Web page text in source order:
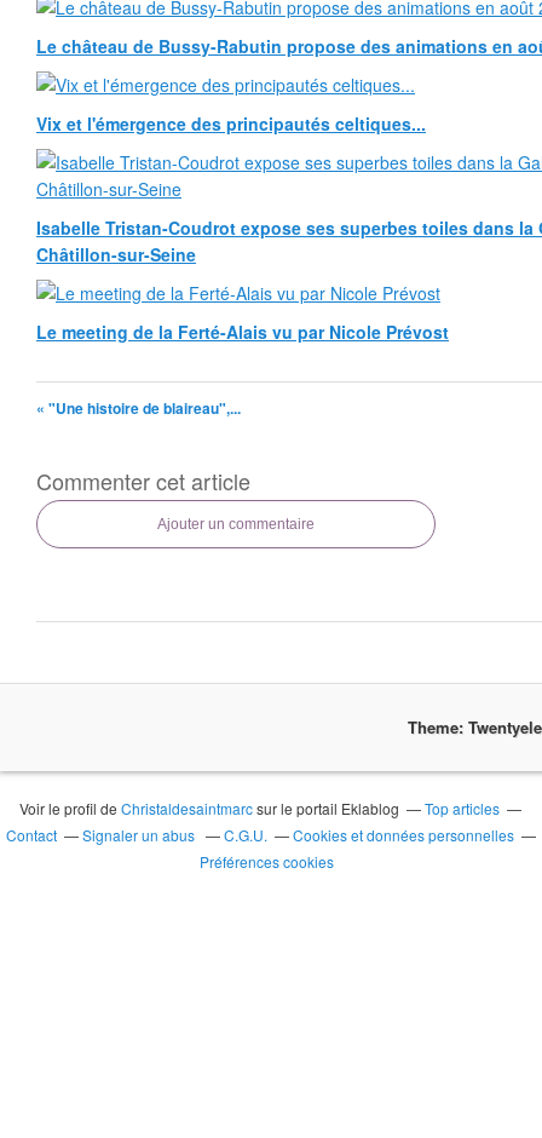
Le château de Bussy-Rabutin propose des animations en
Vix et l'émergence des principautés celtiques...
Isabelle Tristan-Coudrot expose ses superbes toiles dans la
Châtillon-sur-Seine
Le meeting de la Ferté-Alais vu par Nicole Prévost
« "Une histoire de blaireau",...
Commenter cet article
Ajouter un commentaire
Theme:
Voir le profil deChristaldesaintmarcsur le portail Eklablog
Top articles
Contact
Signaler un abus C.G.U.
Cookies et données personnelles
Préférences cookies